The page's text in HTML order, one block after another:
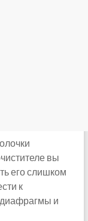
вы
его слишком
к
и